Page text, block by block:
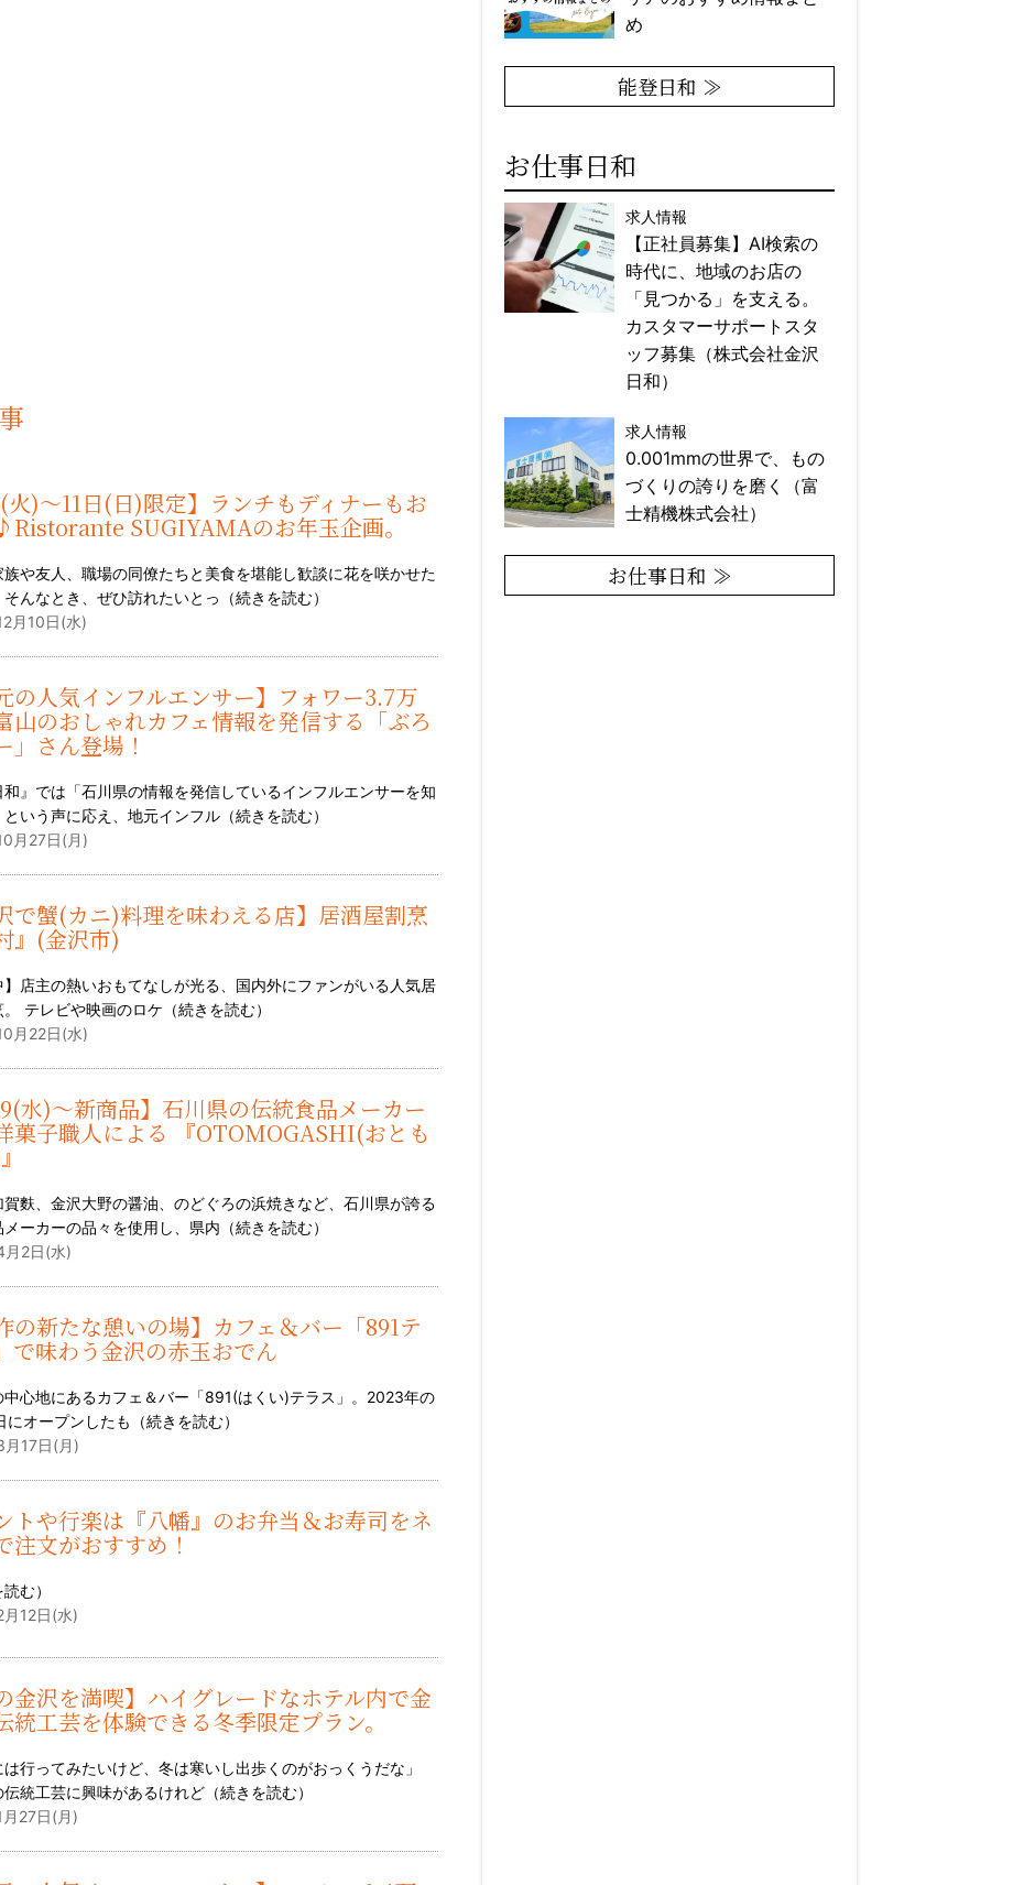
火)〜11日(日)限定】ランチもディナーもお
SUGIYAMAのお年玉企画。
族や友人、職場の同僚たちと美食を堪能し歓談に花を咲かせた
そんなとき、ぜひ訪れたいとっ（続きを読む）
月10日(水)
の人気インフルエンサー】フォワー3.7万
山のおしゃれカフェ情報を発信する「ぶろ
」さん登場！
和』では「石川県の情報を発信しているインフルエンサーを知
という声に応え、地元インフル（続きを読む）
月27日(月)
で蟹(カニ)料理を味わえる店】居酒屋割烹
』(金沢市)
】店主の熱いおもてなしが光る、国内外にファンがいる人気居
テレビや映画のロケ（続きを読む）
月22日(水)
水)〜新商品】石川県の伝統食品メーカー
菓子職人による 『OTOMOGASHI(おとも
賀麩、金沢大野の醤油、のどぐろの浜焼きなど、石川県が誇る
ーカーの品々を使用し、県内（続きを読む）
2日(水)
の新たな憩いの場】カフェ＆バー「891テ
で味わう金沢の赤玉おでん
中心地にあるカフェ＆バー「891(はくい)テラス」。2023年の
にオープンしたも（続きを読む）
17日(月)
トや行楽は『八幡』のお弁当＆お寿司をネ
注文がおすすめ！
読む）
12日(水)
金沢を満喫】ハイグレードなホテル内で金
統工芸を体験できる冬季限定プラン。
は行ってみたいけど、冬は寒いし出歩くのがおっくうだな」
伝統工芸に興味があるけれど（続きを読む）
27日(月)
め
能登日和 ≫
お仕事日和
求人情報
【正社員募集】AI検索の
時代に、地域のお店の
「見つかる」を支える。
カスタマーサポートスタ
ッフ募集（株式会社金沢
日和）
求人情報
0.001mmの世界で、もの
づくりの誇りを磨く（富
士精機株式会社）
お仕事日和 ≫